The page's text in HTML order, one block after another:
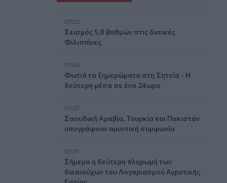
07:52
Σεισμός 5,8 βαθμών στις δυτικές
Φιλιππίνες
07:45
Φωτιά τα ξημερώματα στη Σητεία - Η
δεύτερη μέσα σε ένα 24ωρο
07:37
Σαουδική Αραβία, Τουρκία και Πακιστάν
υπογράφουν αμυντική συμφωνία
07:31
Σήμερα η δεύτερη πληρωμή των
δικαιούχων του Λογαριασμού Αγροτικής